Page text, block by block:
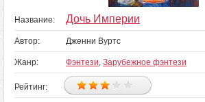
Название: Дочь Империи
Автор: Дженни Вуртс
Жанр: Фэнтези, Зарубежное фэнтези
Рейтинг: